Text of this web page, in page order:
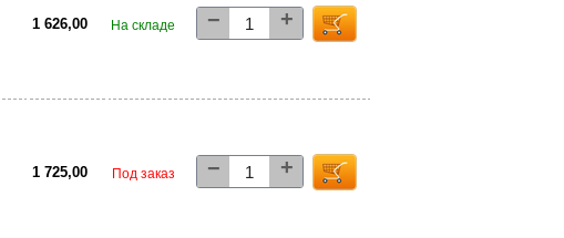
1 626,00 На складе − +
1 725,00 Под заказ − +